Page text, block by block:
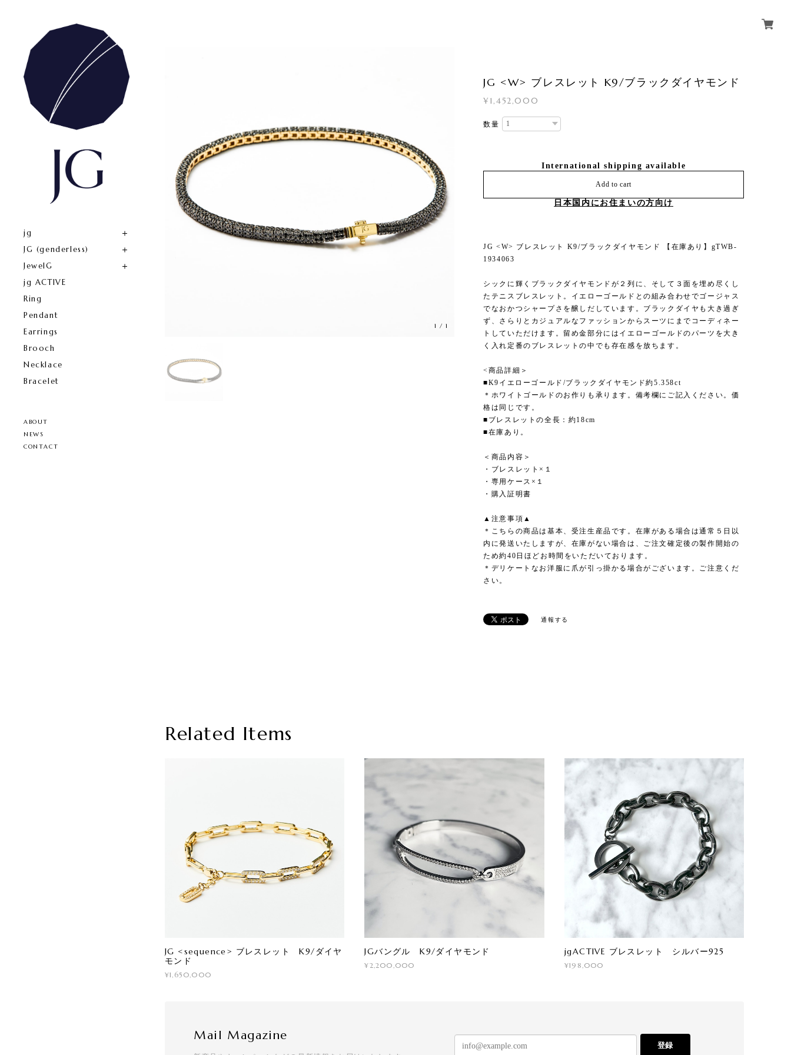
jg
JG (genderless)
JewelG
jg ACTIVE
Ring
Pendant
Earrings
Brooch
Necklace
Bracelet
ABOUT
NEWS
CONTACT
1 /1
JG <W> ブレスレット K9/ブラックダイヤモンド
¥1,452,000
数量
International shipping available
Add to cart
日本国内にお住まいの方向け
JG <W> ブレスレット K9/ブラックダイヤモンド 【在庫あり】gTWB-
1934063
シックに輝くブラックダイヤモンドが２列に、そして３面を埋め尽くし
たテニスブレスレット。イエローゴールドとの組み合わせでゴージャス
でなおかつシャープさを醸しだしています。ブラックダイヤも大き過ぎ
ず、さらりとカジュアルなファッションからスーツにまでコーディネー
トしていただけます。留め金部分にはイエローゴールドのパーツを大き
く入れ定番のブレスレットの中でも存在感を放ちます。
<商品詳細＞
■K9イエローゴールド/ブラックダイヤモンド約5.358ct
＊ホワイトゴールドのお作りも承ります。備考欄にご記入ください。価
格は同じです。
■ブレスレットの全長：約18cm
■在庫あり。
＜商品内容＞
・ブレスレット×１
・専用ケース×１
・購入証明書
▲注意事項▲
＊こちらの商品は基本、受注生産品です。在庫がある場合は通常５日以
内に発送いたしますが、在庫がない場合は、ご注文確定後の製作開始の
ため約40日ほどお時間をいただいております。
＊デリケートなお洋服に爪が引っ掛かる場合がございます。ご注意くだ
さい。
通報する
Related Items
JG <sequence> ブレスレット K9/ダイヤ
モンド
¥1,650,000
JGバングル K9/ダイヤモンド
¥2,200,000
jgACTIVE ブレスレット シルバー925
¥198,000
Mail Magazine
登録